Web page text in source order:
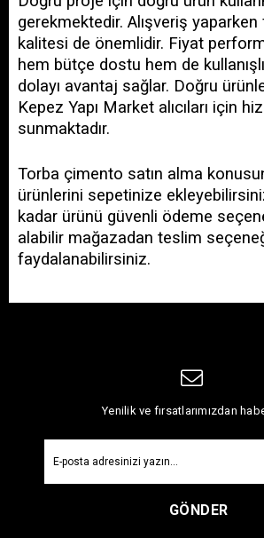
gerekmektedir. Alışveriş yaparken
kalitesi de önemlidir. Fiyat
hem bütçe dostu hem de
dolayı avantaj sağlar. Doğru
Kepez Yapı Market alıcıları için
sunmaktadır.
Torba çimento satın alma
ürünlerini sepetinize
kadar ürünü güvenli ödeme
alabilir mağazadan teslim
faydalanabilirsiniz.
Yenilik ve fırsatlarımızdan
GÖNDER